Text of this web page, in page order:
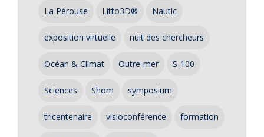
La Pérouse Litto3D® Nautic
exposition virtuelle nuit des chercheurs
Océan & Climat Outre-mer S-100
Sciences Shom symposium
tricentenaire visioconférence formation